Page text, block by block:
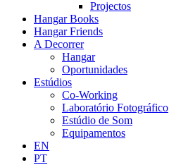
Projectos
Hangar Books
Hangar Friends
A Decorrer
Hangar
Oportunidades
Estúdios
Co-Working
Laboratório Fotográfico
Estúdio de Som
Equipamentos
EN
PT